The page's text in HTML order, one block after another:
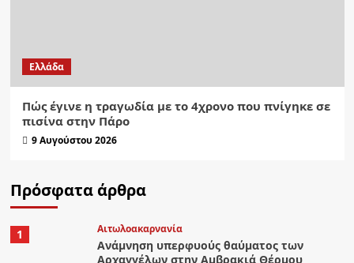
Ελλάδα
Πώς έγινε η τραγωδία με το 4χρονο που πνίγηκε σε
πισίνα στην Πάρο
9 Αυγούστου 2026
Πρόσφατα άρθρα
1 Αιτωλοακαρνανία
Ανάμνηση υπερφυούς θαύματος των
Αρχαγγέλων στην Αμβρακιά Θέρμου